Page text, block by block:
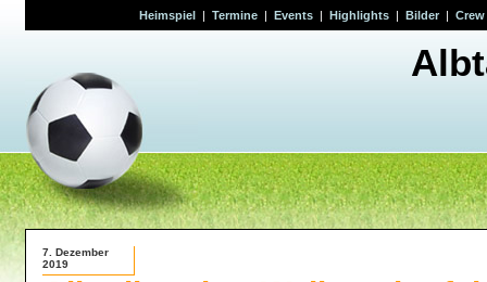
Heimspiel| Termine| Events| Highlights| Bilder| Crew
7. Dezember
2019